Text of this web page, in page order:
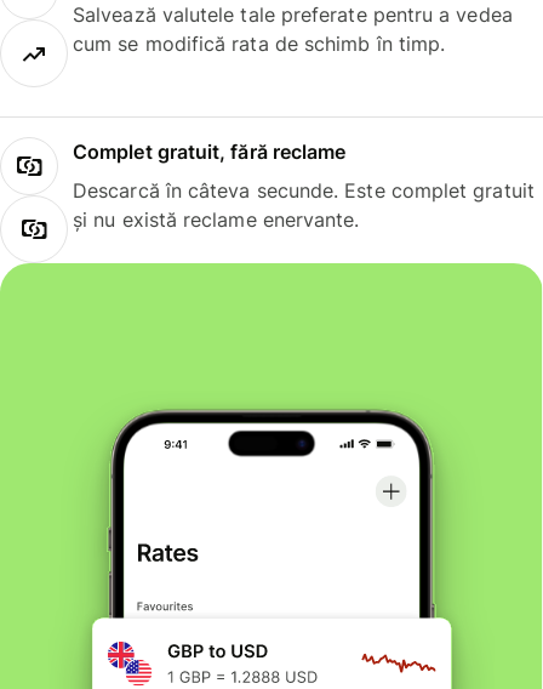
Salvează valutele tale preferate pentru a vedea
cum se modifică rata de schimb în timp.
Complet gratuit, fără reclame
Descarcă în câteva secunde. Este complet gratuit
și nu există reclame enervante.